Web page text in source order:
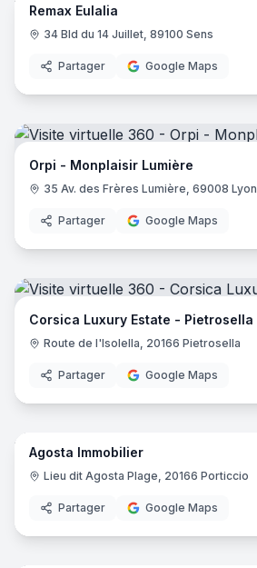
Remax Eulalia
34 Bld du 14 Juillet, 89100 Sens
Partager Google Maps
Orpi - Monplaisir Lumière
35 Av. des Frères Lumière, 69008 Lyon
Partager Google Maps
Corsica Luxury Estate - Pietrosella
Route de l'Isolella, 20166 Pietrosella
Partager Google Maps
Agosta Immobilier
Lieu dit Agosta Plage, 20166 Porticcio
Partager Google Maps